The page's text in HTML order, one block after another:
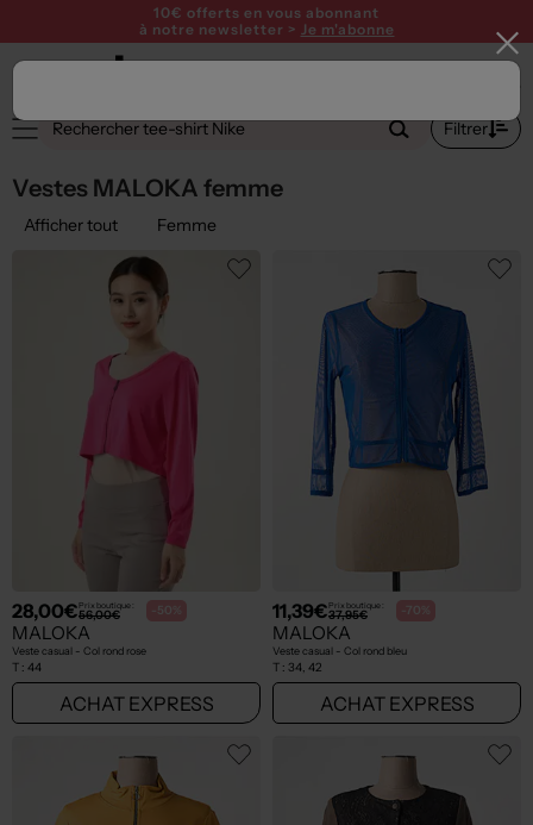
10€ offerts en vous abonnant
à notre newsletter > Je m'abonne
Filtrer
Vestes MALOKA femme
Afficher tout Femme
28,00€Prix boutique :
56,00€ -50%
MALOKA
Veste casual - Col rond rose
T : 44
ACHAT EXPRESS
11,39€Prix boutique :
37,95€ -70%
MALOKA
Veste casual - Col rond bleu
T : 34, 42
ACHAT EXPRESS